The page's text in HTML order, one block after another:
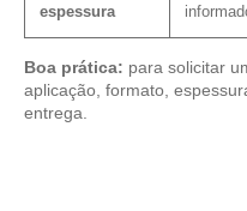
espessura
Boa prática: para solicitar
aplicação, formato,
entrega.